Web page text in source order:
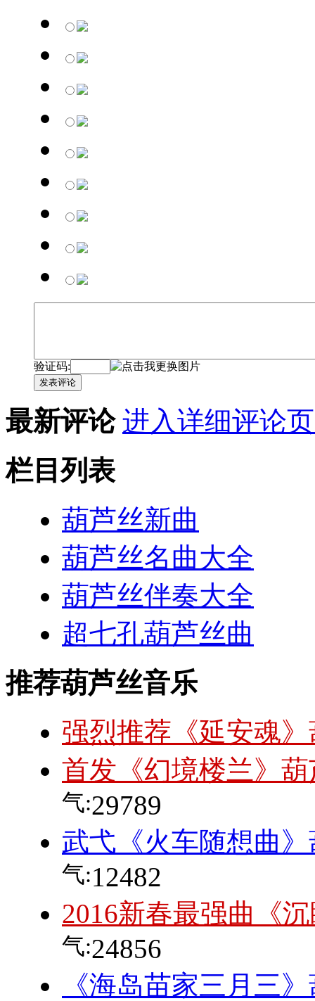
验证码:
发表评论
最新评论 进入详细评论
栏目列表
葫芦丝新曲
葫芦丝名曲大全
葫芦丝伴奏大全
超七孔葫芦丝曲
推荐葫芦丝音乐
强烈推荐《延安魂
首发《幻境楼兰》
气:29789
武弋《火车随想曲
气:12482
2016新春最强曲《
气:24856
《海岛苗家三月三